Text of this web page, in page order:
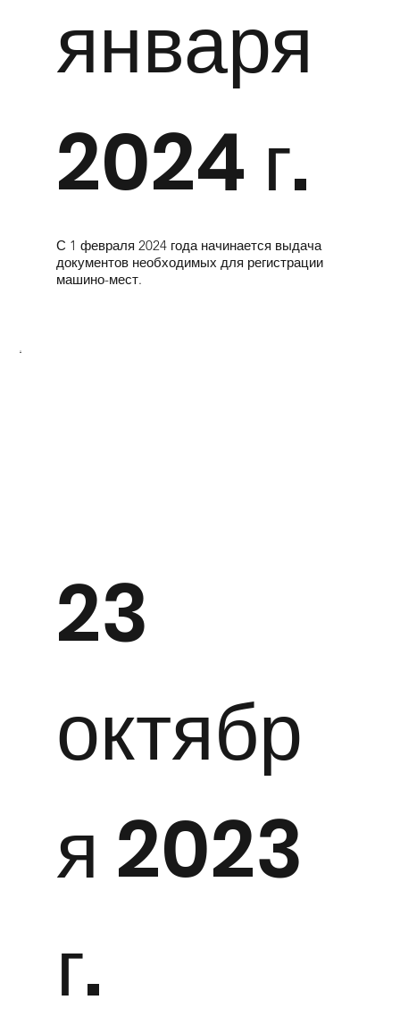
января
2024 г.
С 1 февраля 2024 года начинается выдача
документов необходимых для регистрации
машино-мест.
23
октябр
я 2023
г.